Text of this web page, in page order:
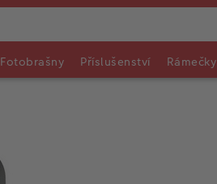
Fotobrašny Příslušenství Rámečky